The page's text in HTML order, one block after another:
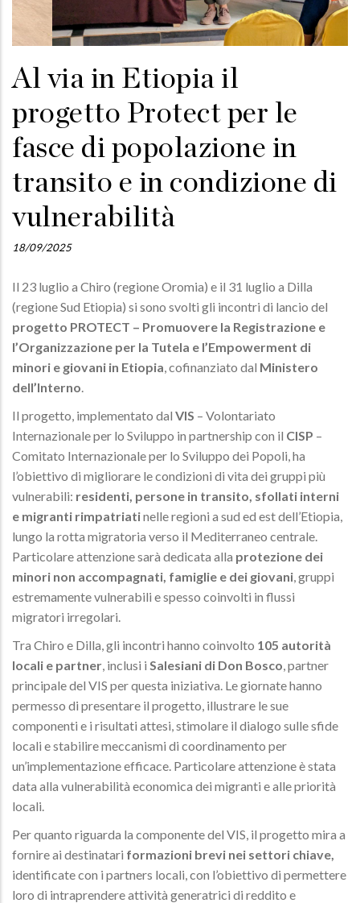
Al via in Etiopia il
progetto Protect per le
fasce di popolazione in
transito e in condizione di
vulnerabilità
18/09/2025
Il 23 luglio a Chiro (regione Oromia) e il 31 luglio a Dilla
(regione Sud Etiopia) si sono svolti gli incontri di lancio del
progetto PROTECT – Promuovere la Registrazione e
l’Organizzazione per la Tutela e l’Empowerment di
minori e giovani in Etiopia, cofinanziato dal Ministero
dell’Interno.
Il progetto, implementato dal VIS – Volontariato
Internazionale per lo Sviluppo in partnership con il CISP –
Comitato Internazionale per lo Sviluppo dei Popoli, ha
l’obiettivo di migliorare le condizioni di vita dei gruppi più
vulnerabili: residenti, persone in transito, sfollati interni
e migranti rimpatriatinelle regioni a sud ed est dell’Etiopia,
lungo la rotta migratoria verso il Mediterraneo centrale.
Particolare attenzione sarà dedicata alla protezione dei
minori non accompagnati, famiglie e dei giovani, gruppi
estremamente vulnerabili e spesso coinvolti in flussi
migratori irregolari.
Tra Chiro e Dilla, gli incontri hanno coinvolto 105 autorità
locali e partner, inclusi i Salesiani di Don Bosco, partner
principale del VIS per questa iniziativa. Le giornate hanno
permesso di presentare il progetto, illustrare le sue
componenti e i risultati attesi, stimolare il dialogo sulle sfide
locali e stabilire meccanismi di coordinamento per
un’implementazione efficace. Particolare attenzione è stata
data alla vulnerabilità economica dei migranti e alle priorità
locali.
Per quanto riguarda la componente del VIS, il progetto mira a
fornire ai destinatari formazioni brevi nei settori chiave,
identificate con i partners locali, con l’obiettivo di permettere
loro di intraprendere attività generatrici di reddito e